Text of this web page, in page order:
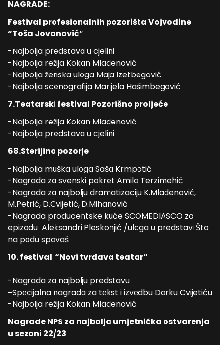
NAGRADE:
Festival profesionalnih pozorišta Vojvodine
“Toša Jovanović”
-Najbolja predstava u cjelini
-Najbolja režija Kokan Mladenović
-Najbolja ženska uloga Maja Izetbegović
-Najbolja scenografija Marijela Hašimbegović
7.Teatarski festival Pozorišno proljeće
-Najbolja režija Kokan Mladenović
-Najbolja predstava u cjelini
68.Sterijino pozorje
-Najbolja muška uloga Saša Krmpotić
-Nagrada za svenski pokret Amila Terzimehić
-Nagrada za najbolju dramatizaciju K.Mladenović,
M.Petrić, D.Cvijetić, D.Mihanović
-Nagrada producentske kuće SCOMEDIASCO za
epizodu Aleksandri Pleskonjić /uloga u predstavi Što
na podu spavaš
10. festival “Novi tvrđava teatar“
-Nagrada za najbolju predstavu
-Spеcijalna nagrada za tеkst i izvеdbu Darku Cvijetiću
-Najbolja režija Kokan Mladenović
Nagrade NPS za najbolja umjetnička ostvarenja
u sezoni 22/23